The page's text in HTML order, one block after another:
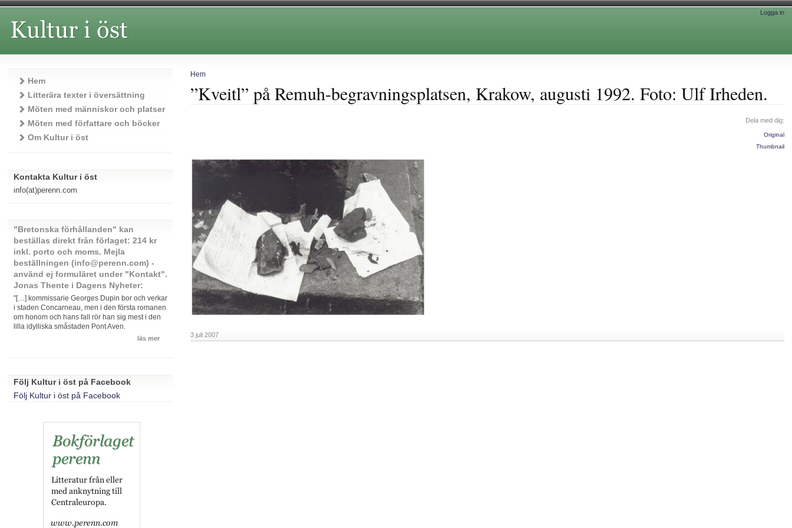
Logga in
Hem
”Kveitl” på Remuh-begravningsplatsen, Krakow, augusti 1992. Foto: Ulf Irheden.
Dela med dig:
Original
Thumbnail
3 juli 2007
Hem
Litterära texter i översättning
Möten med människor och platser
Möten med författare och böcker
Om Kultur i öst
Kontakta Kultur i öst
info(at)perenn.com
"Bretonska förhållanden" kan
beställas direkt från förlaget: 214 kr
inkl. porto och moms. Mejla
beställningen (info@perenn.com) -
använd ej formuläret under "Kontakt".
Jonas Thente i Dagens Nyheter:
"[…] kommissarie Georges Dupin bor och verkar
i staden Concarneau, men i den första romanen
om honom och hans fall rör han sig mest i den
lilla idylliska småstaden Pont Aven.
läs mer
Följ Kultur i öst på Facebook
Följ Kultur i öst på Facebook